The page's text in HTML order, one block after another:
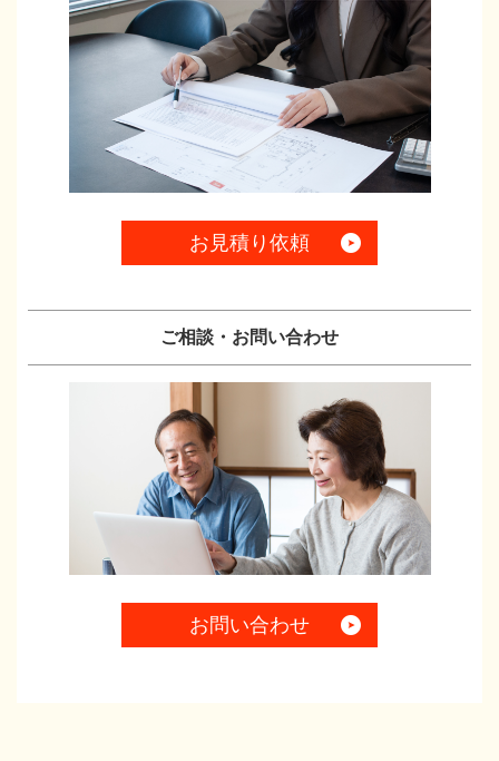
お見積り依頼
ご相談・お問い合わせ
お問い合わせ